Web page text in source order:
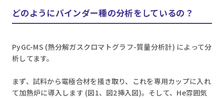
どのようにバインダー種の分析をしているの？
PyGC-MS (熱分解ガスクロマトグラフ-質量分析計) によって分
析してます。
まず、試料から電極合材を掻き取り、これを専用カップに入れ
て加熱炉に導入します (図1、図2挿入図)。そして、He雰囲気